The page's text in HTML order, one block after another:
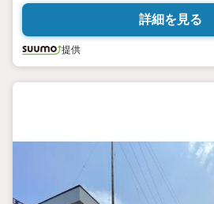
詳細を見る
提供